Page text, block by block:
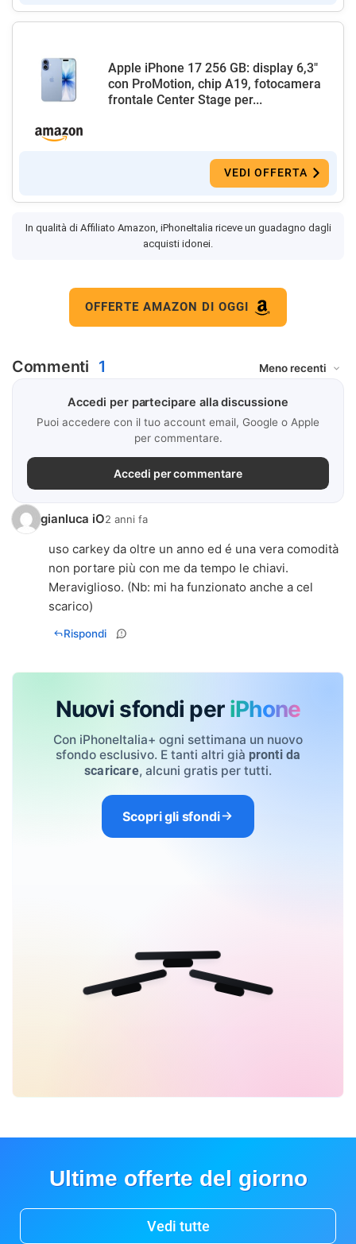
Apple iPhone 17 256 GB: display 6,3"
con ProMotion, chip A19, fotocamera
frontale Center Stage per...
VEDI OFFERTA
In qualità di Affiliato Amazon, iPhoneItalia riceve un guadagno dagli
acquisti idonei.
OFFERTE AMAZON DI OGGI
Commenti 1
Accedi per partecipare alla discussione
Puoi accedere con il tuo account email, Google o Apple
per commentare.
Accedi per commentare
gianluca iO2 anni fa
uso carkey da oltre un anno ed é una vera comodità
non portare più con me da tempo le chiavi.
Meraviglioso. (Nb: mi ha funzionato anche a cel
scarico)
Rispondi
Nuovi sfondi per iPhone
Con iPhoneItalia+ ogni settimana un nuovo
sfondo esclusivo. E tanti altri già pronti da
scaricare, alcuni gratis per tutti.
Scopri gli sfondi
Ultime offerte del giorno
Vedi tutte